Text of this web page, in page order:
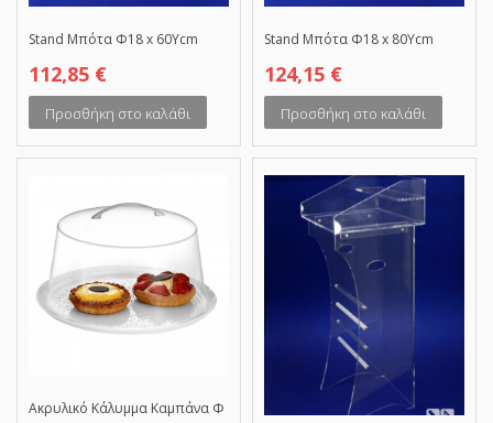
Stand Μπότα Φ18 x 60Υcm
112,85 €
Προσθήκη στο καλάθι
Stand Μπότα Φ18 x 80Υcm
124,15 €
Προσθήκη στο καλάθι
Ακρυλικό Κάλυμμα Καμπάνα Φ